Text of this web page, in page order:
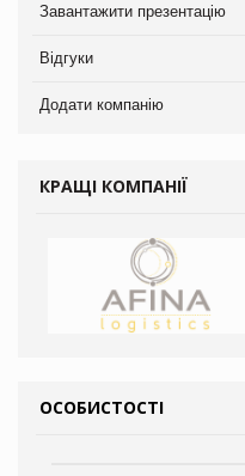
Завантажити презентацію
Відгуки
Додати компанію
КРАЩІ КОМПАНІЇ
ОСОБИСТОСТІ